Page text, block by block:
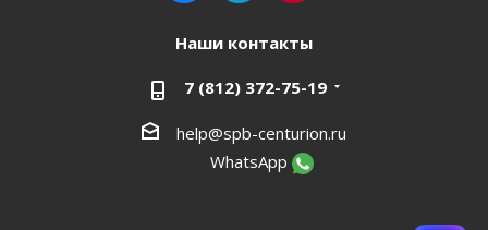
Наши контакты
7 (812) 372-75-19
help@spb-centurion.ru
WhatsApp